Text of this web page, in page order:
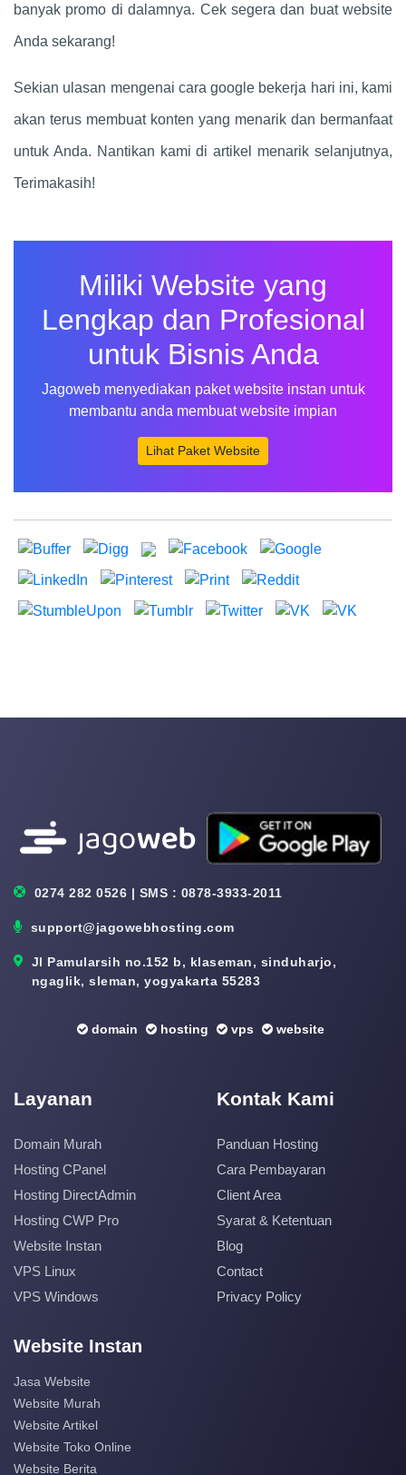
banyak promo di dalamnya. Cek segera dan buat website
Anda sekarang!
Sekian ulasan mengenai cara google bekerja hari ini, kami
akan terus membuat konten yang menarik dan bermanfaat
untuk Anda. Nantikan kami di artikel menarik selanjutnya,
Terimakasih!
Miliki Website yang
Lengkap dan Profesional
untuk Bisnis Anda
Jagoweb menyediakan paket website instan untuk
membantu anda membuat website impian
Lihat Paket Website
0274 282 0526 | SMS : 0878-3933-2011
support@jagowebhosting.com
Jl Pamularsih no.152 b, klaseman, sinduharjo,
ngaglik, sleman, yogyakarta 55283
domain hosting vps website
Layanan
Domain Murah
Hosting CPanel
Hosting DirectAdmin
Hosting CWP Pro
Website Instan
VPS Linux
VPS Windows
Kontak Kami
Panduan Hosting
Cara Pembayaran
Client Area
Syarat & Ketentuan
Blog
Contact
Privacy Policy
Website Instan
Jasa Website
Website Murah
Website Artikel
Website Toko Online
Website Berita